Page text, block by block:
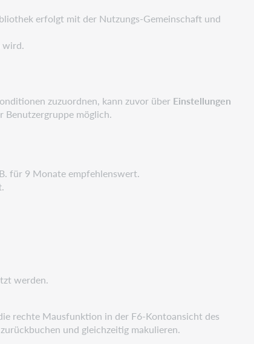
erfolgt mit der Nutzungs-Gemeinschaft und
wird.
zuzuordnen, kann zuvor über Einstellungen
Benutzergruppe möglich.
für 9 Monate empfehlenswert.
.
werden.
rechte Mausfunktion in der F6-Kontoansicht des
und gleichzeitig makulieren.